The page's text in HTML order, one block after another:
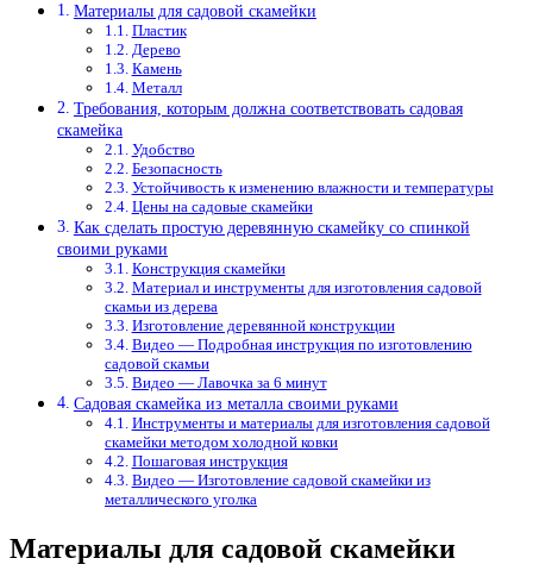
Материалы для садовой скамейки
Пластик
Дерево
Камень
Металл
Требования, которым должна соответствовать садовая
скамейка
Удобство
Безопасность
Устойчивость к изменению влажности и температуры
Цены на садовые скамейки
Как сделать простую деревянную скамейку со спинкой
своими руками
Конструкция скамейки
Материал и инструменты для изготовления садовой
скамьи из дерева
Изготовление деревянной конструкции
Видео — Подробная инструкция по изготовлению
садовой скамьи
Видео — Лавочка за 6 минут
Садовая скамейка из металла своими руками
Инструменты и материалы для изготовления садовой
скамейки методом холодной ковки
Пошаговая инструкция
Видео — Изготовление садовой скамейки из
металлического уголка
Материалы для садовой скамейки